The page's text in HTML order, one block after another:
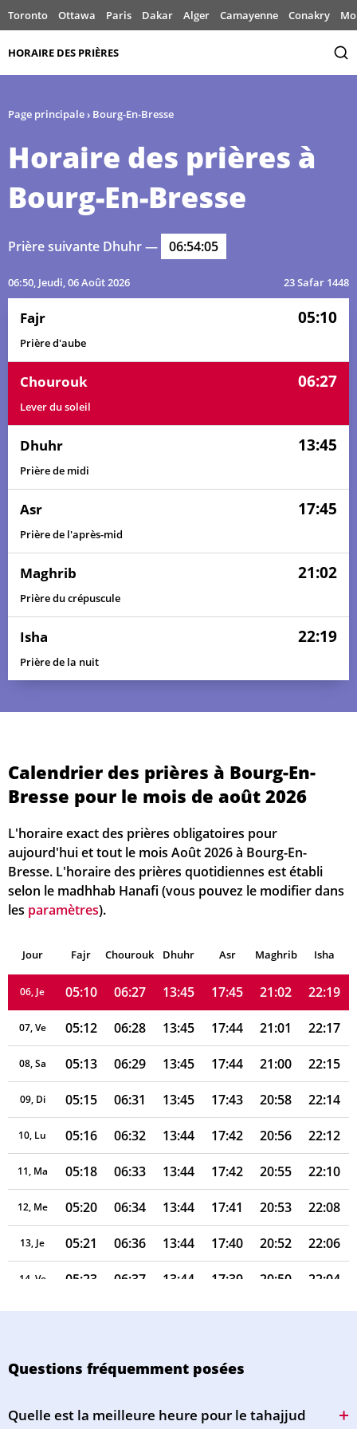
Toronto Ottawa Paris Dakar Alger Camayenne Conakry
HORAIRE DES PRIÈRES
Page principale› Bourg-En-Bresse
Horaire des prières à
Bourg-En-Bresse
Prière suivante Dhuhr — 06:54:05
06:50, Jeudi, 06 Août 2026 23 Safar 1448
Fajr 05:10
Prière d'aube
Chourouk 06:27
Lever du soleil
Dhuhr 13:45
Prière de midi
Asr 17:45
Prière de l'après-mid
Maghrib 21:02
Prière du crépuscule
Isha 22:19
Prière de la nuit
Calendrier des prières à Bourg-En-
Bresse pour le mois de août 2026
L'horaire exact des prières obligatoires pour
aujourd'hui et tout le mois Août 2026 à Bourg-En-
Bresse. L'horaire des prières quotidiennes est établi
selon le madhhab Hanafi (vous pouvez le modifier dans
les paramètres).
Jour Fajr Chourouk Dhuhr Asr Maghrib Isha
05:02
02, Di 05:03 06:22 13:45 17:47 21:08
03, Lu 05:05 06:23 13:45 17:47 21:07 22:25
04, Ma 05:07
05, Me 05:08 06:26 13:45 17:46 21:04 22:21
06, Je 05:10 06:27 13:45 17:45 21:02 22:19
07, Ve 05:12 06:28 13:45 17:44 21:01 22:17
08, Sa 05:13 06:29 13:45 17:44 21:00 22:15
09, Di 05:15 06:31 13:45 17:43 20:58 22:14
10, Lu 05:16 06:32 13:44 17:42 20:56 22:12
11, Ma 05:18 06:33 13:44 17:42 20:55 22:10
12, Me 05:20 06:34 13:44 17:41 20:53 22:08
13, Je 05:21 06:36 13:44 17:40 20:52 22:06
14, Ve 05:23 06:37 13:44 17:39 20:50 22:04
15, Sa 05:24 06:38 13:44 17:38 20:48 22:02
18, Ma 05:29 06:42 13:43 17:36 20:43
Questions fréquemment posées
Quelle est la meilleure heure pour le tahajjud